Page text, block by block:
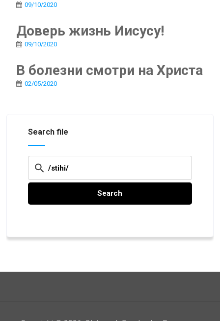
09/10/2020
Доверь жизнь Иисусу!
09/10/2020
В болезни смотри на Христа
02/05/2020
Search file
Search